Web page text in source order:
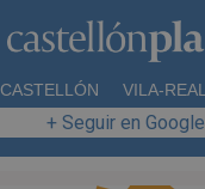
CASTELLÓN VILA-REAL
+ Seguir en Google